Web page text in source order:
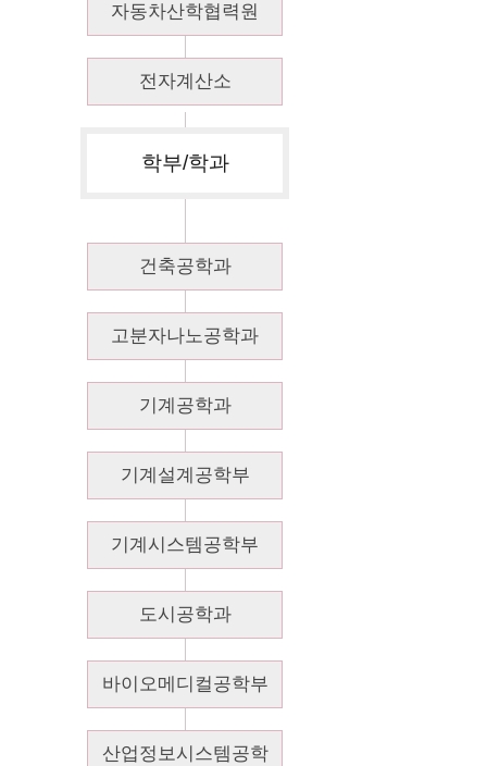
자동차산학협력원
전자계산소
학부/학과
건축공학과
고분자나노공학과
기계공학과
기계설계공학부
기계시스템공학부
도시공학과
바이오메디컬공학부
산업정보시스템공학